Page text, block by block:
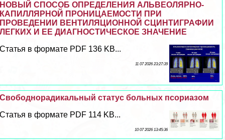
НОВЫЙ СПОСОБ ОПРЕДЕЛЕНИЯ АЛЬВЕОЛЯРНО-
КАПИЛЛЯРНОЙ ПРОНИЦАЕМОСТИ ПРИ
ПРОВЕДЕНИИ ВЕНТИЛЯЦИОННОЙ СЦИНТИГРАФИИ
ЛЕГКИХ И ЕЕ ДИАГНОСТИЧЕСКОЕ ЗНАЧЕНИЕ
Статья в формате PDF 136 KB...
11 07 2026 23:27:39
Свободнорадикальный статус больных псориазом
Статья в формате PDF 114 KB...
10 07 2026 13:45:36